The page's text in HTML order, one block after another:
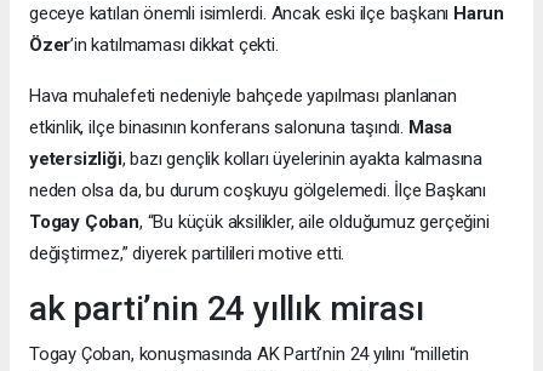
geceye katılan önemli isimlerdi. Ancak eski ilçe başkanı Harun
Özer’in katılmaması dikkat çekti.
Hava muhalefeti nedeniyle bahçede yapılması planlanan
etkinlik, ilçe binasının konferans salonuna taşındı. Masa
yetersizliği, bazı gençlik kolları üyelerinin ayakta kalmasına
neden olsa da, bu durum coşkuyu gölgelemedi. İlçe Başkanı
Togay Çoban, “Bu küçük aksilikler, aile olduğumuz gerçeğini
değiştirmez,” diyerek partilileri motive etti.
ak parti’nin 24 yıllık mirası
Togay Çoban, konuşmasında AK Parti’nin 24 yılını “milletin